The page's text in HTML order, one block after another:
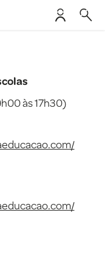
às 17h30)